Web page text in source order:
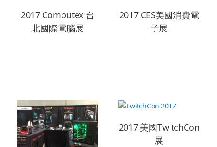
2017 Computex 台
北國際電腦展
2017 CES美國消費電
子展
2017 美國TwitchCon
展